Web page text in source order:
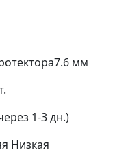
7.6 мм
1-3 дн.)
Низкая